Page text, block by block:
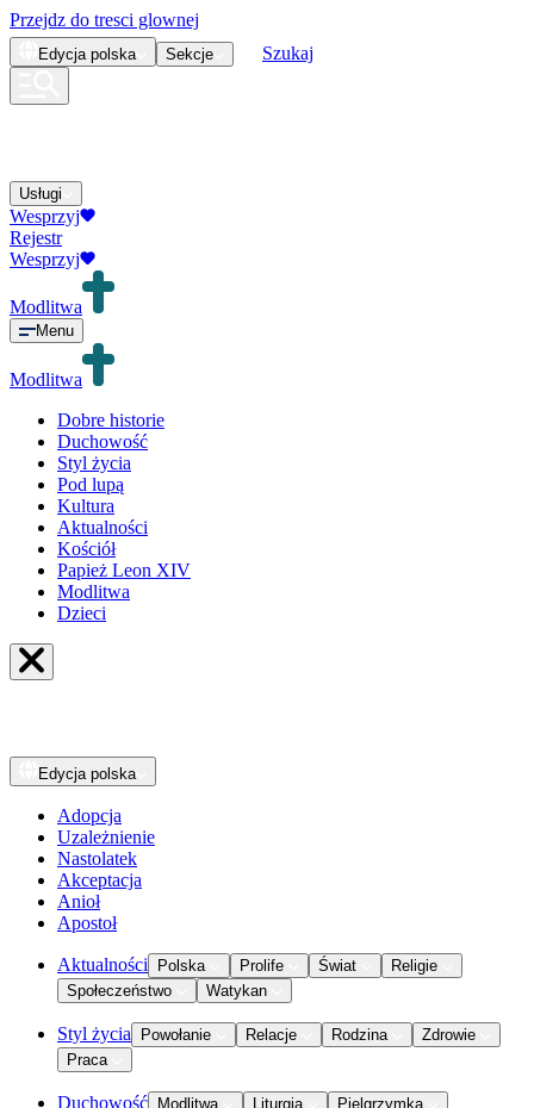
Przejdz do tresci glownej
Edycja polska Sekcje Szukaj
Usługi
Wesprzyj
Rejestr
Wesprzyj
Modlitwa
Menu
Modlitwa
Dobre historie
Duchowość
Styl życia
Pod lupą
Kultura
Aktualności
Kościół
Papież Leon XIV
Modlitwa
Dzieci
Edycja polska
Adopcja
Uzależnienie
Nastolatek
Akceptacja
Anioł
Apostoł
Aktualności Polska Prolife Świat
Religie
Społeczeństwo
Watykan
Styl życia Powołanie Relacje Rodzina
Zdrowie
Praca
Duchowość Modlitwa Liturgia
Pielgrzymka